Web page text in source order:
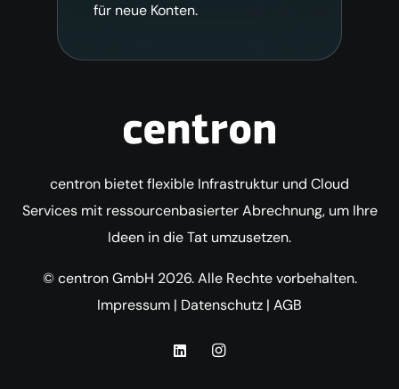
für neue Konten.
centron bietet flexible Infrastruktur und Cloud
Services mit ressourcenbasierter Abrechnung, um Ihre
Ideen in die Tat umzusetzen.
© centron GmbH 2026. Alle Rechte vorbehalten.
Impressum | Datenschutz | AGB